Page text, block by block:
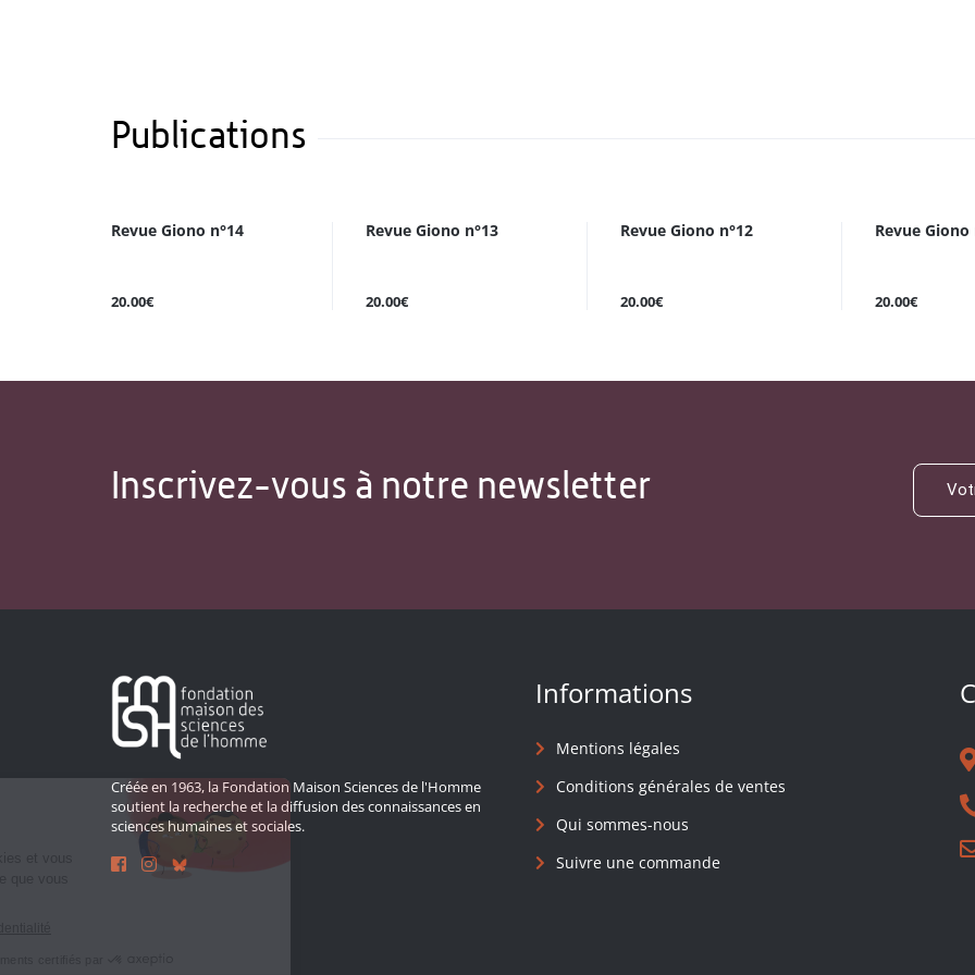
Publications
Revue Giono n°14
20.00€
Revue Giono n°13
20.00€
Revue Giono n°12
20.00€
Revue Giono
20.00€
Inscrivez-vous à notre newsletter
Créée en 1963, la Fondation Maison Sciences de l'Homme
soutient la recherche et la diffusion des connaissances en
sciences humaines et sociales.
Informations
Mentions légales
Conditions générales de ventes
Qui sommes-nous
Suivre une commande